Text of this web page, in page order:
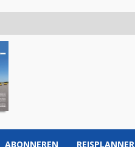
ABONNEREN REISPLANNER